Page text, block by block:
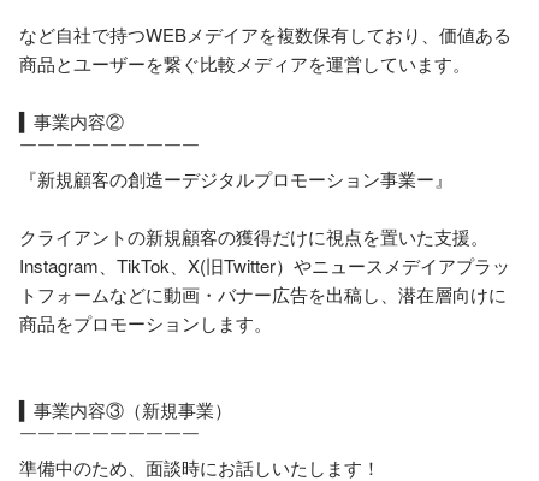
など自社で持つWEBメデイアを複数保有しており、価値ある
商品とユーザーを繋ぐ比較メディアを運営しています。
▍事業内容②
￣￣￣￣￣￣￣￣￣￣
『新規顧客の創造ーデジタルプロモーション事業ー』
クライアントの新規顧客の獲得だけに視点を置いた支援。
Instagram、TikTok、X(旧Twitter）やニュースメデイアプラッ
トフォームなどに動画・バナー広告を出稿し、潜在層向けに
商品をプロモーションします。
▍事業内容③（新規事業）
￣￣￣￣￣￣￣￣￣￣
準備中のため、面談時にお話しいたします！